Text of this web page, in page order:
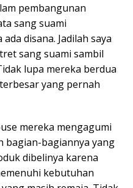
pembangunan
sang suami
disana. Jadilah saya
sang suami sambil
lupa mereka berdua
yang pernah
mereka mengagumi
bagian-bagiannya yang
dibelinya karena
kebutuhan